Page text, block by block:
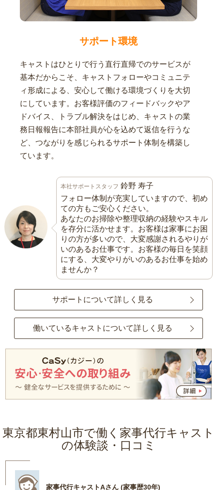
サポート環境
キャストはひとりで行う直行直帰でのサービスが
基本だからこそ、キャストフォローやコミュニテ
ィ形成による、安心して働ける環境づくりを大切
にしています。お客様評価のフィードバックやア
ドバイス、トラブル解決をはじめ、キャストの業
務日報報告に本部社員が心を込めて返信を行うな
ど、つながりを感じられるサポート体制を構築し
ています。
本社サポートスタッフ 鈴野 寿子
フォロー体制が充実していますので、初め
ての方もご安心ください。
あなたのお掃除や整理収納の経験やスキル
を存分に活かせます。お客様は家事にお困
りの方が多いので、大変感謝されるやりが
いのあるお仕事です。お客様の毎日を笑顔
にする、大変やりがいのあるお仕事を始め
ませんか？
サポートについて詳しく見る
働いているキャストについて詳しく見る
東京都東村山市で働く家事代行キャスト
の体験談・口コミ
家事代行キャストAさん (家事歴30年)